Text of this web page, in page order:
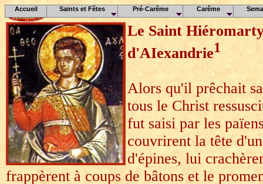
Le Saint
d'AIexandrie1
Alors qu'il prêchait
tous le Christ
fut saisi par les
couvrirent la tête
d'épines, lui
frappèrent à coups de bâtons et le
Accueil Saints et Fêtes Pré-Carême Carême